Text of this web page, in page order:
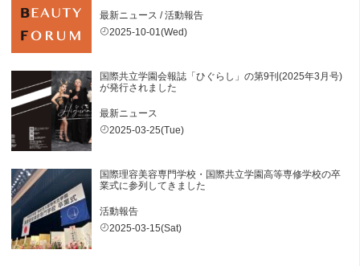
最新ニュース /活動報告
2025-10-01(Wed)
国際共立学園会報誌「ひぐらし」の第9刊(2025年3月号)
が発行されました
最新ニュース
2025-03-25(Tue)
国際理容美容専門学校・国際共立学園高等専修学校の卒
業式に参列してきました
活動報告
2025-03-15(Sat)